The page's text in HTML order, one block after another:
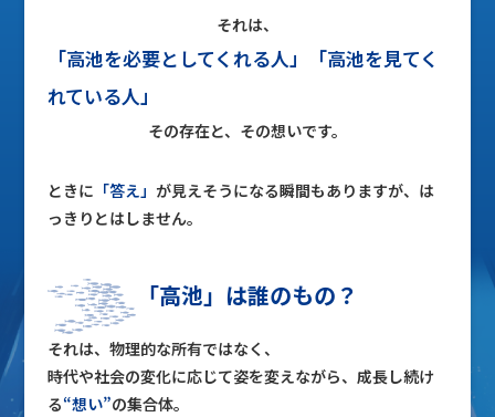
それは、
「高池を必要としてくれる人」「高池を見てく
れている人」
その存在と、その想いです。
ときに 「答え」 が見えそうになる瞬間もありますが、は
っきりとはしません。
「高池」は誰のもの？
それは、物理的な所有ではなく、
時代や社会の変化に応じて姿を変えながら、成長し続け
る“想い”の集合体。